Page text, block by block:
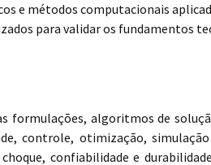
e métodos computacionais
para validar os fundamentos
formulações, algoritmos de
controle, otimização,
confiabilidade e